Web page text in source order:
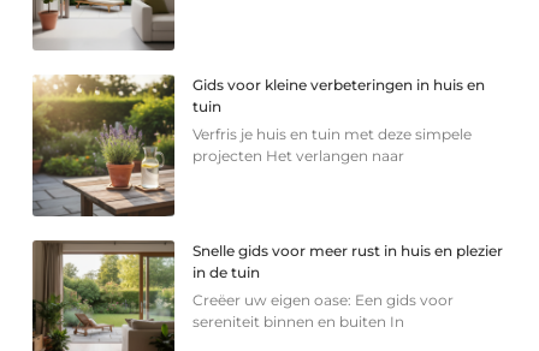
Gids voor kleine verbeteringen in huis en
tuin
Verfris je huis en tuin met deze simpele
projecten Het verlangen naar
Snelle gids voor meer rust in huis en plezier
in de tuin
Creëer uw eigen oase: Een gids voor
sereniteit binnen en buiten In